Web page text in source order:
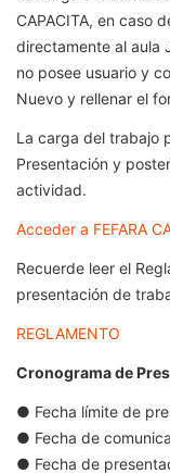
CAPACITA, en caso
directamente al aula
no posee usuario y
Nuevo y rellenar el
La carga del trabajo
Presentación y
actividad.
Acceder a FEFARA
Recuerde leer el
presentación de
REGLAMENTO
Cronograma de
● Fecha límite de
● Fecha de
● Fecha de